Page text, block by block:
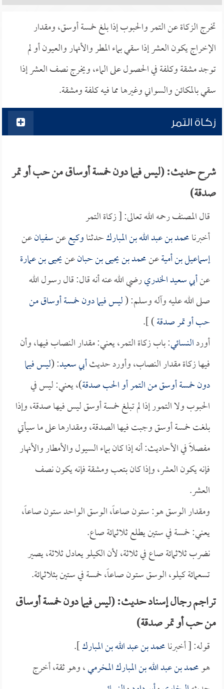
تخرج الزكاة عن التمر والحبوب إذا بلغ خمسة أوسق، ومقدار
الإخراج يكون العشر إذا سقي بماء المطر والأنهار والعيون أو لم
توجد مشقة وكلفة في الحصول على الماء، ويخرج نصف العشر إذا
سقي بالمكائن والسواني وغيرها مما فيه كلفة ومشقة.
زكاة التمر
شرح حديث: (ليس فيما دون خمسة أوساق من حب أو تمر
صدقة)
قال المصنف رحمه الله تعالى: [ زكاة التمر
أخبرنامحمد بن عبد الله بن المباركحدثناوكيععنسفيانعن
إسماعيل بن أميةعنمحمد بن يحيى بن حبانعنيحيى بن عمارة
عنأبي سعيد الخدريرضي الله عنه أنه قال: قال رسول الله
صلى الله عليه وآله وسلم: (ليس فيما دون خمسة أوساق من
حب أو تمر صدقة) ].
أوردالنسائي: باب زكاة التمر، يعني: مقدار النصاب فيها، وأن
فيها زكاة مقدار النصاب، وأورد حديثأبي سعيد: (ليس فيما
دون خمسة أوسق من التمر أو الحب صدقة)، يعني: ليس في
الحبوب ولا التمور إذا لم تبلغ خمسة أوسق ليس فيها صدقة، وإذا
بلغت خمسة أوسق وجبت فيها الصدقة، ومقدارها على ما سيأتي
مفصلاً في الأحاديث: أنه إذا كان بماء السيول والأمطار والأنهار
فإنه يكون العشر، وإذا كان بتعب ومشقة فإنه يكون نصف
العشر.
ومقدار الوسق هو: ستون صاعاً، الوسق الواحد ستون صاعاً،
يعني: خمسة في ستين يطلع ثلاثمائة صاع.
نضرب ثلاثمائة صاع في ثلاثة، لأن الكيلو يعادل ثلاثة، يصير
تسعمائة كيلو، الوسق ستون صاعاً، خمسة في ستين بثلاثمائة.
تراجم رجال إسناد حديث: (ليس فيما دون خمسة أوساق
من حب أو تمر صدقة)
قوله: [ أخبرنامحمد بن عبد الله بن المبارك].
هومحمد بن عبد الله بن المبارك المخرمي، وهو ثقة، أخرج